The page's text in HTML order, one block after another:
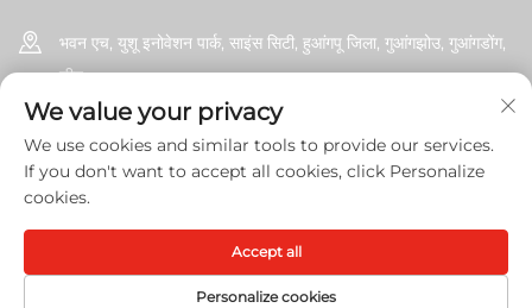
भवन एच, युशू इनोवेशन पार्क, साइंस सिटी, हुआंगपू जिला, गुआंगझोउ, गुआंगडोंग,
चीन
+86-17585526413
[email protected]
कॉपीराइट © 2026 गुआंगझोउ शिनशेंगचु ऑफिस उपकरण कं, लि। सर्वाधिकार
नीति
We value your privacy
We use cookies and similar tools to provide our services.
If you don't want to accept all cookies, click Personalize
cookies.
Personalize cookies
Accept all